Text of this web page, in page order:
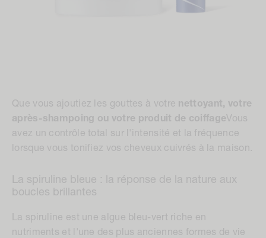
Que vous ajoutiez les gouttes à votre nettoyant, votre
après-shampoing ou votre produit de coiffageVous
avez un contrôle total sur l'intensité et la fréquence
lorsque vous tonifiez vos cheveux cuivrés à la maison.
La spiruline bleue : la réponse de la nature aux
boucles brillantes
La spiruline est une algue bleu-vert riche en
nutriments et l'une des plus anciennes formes de vie